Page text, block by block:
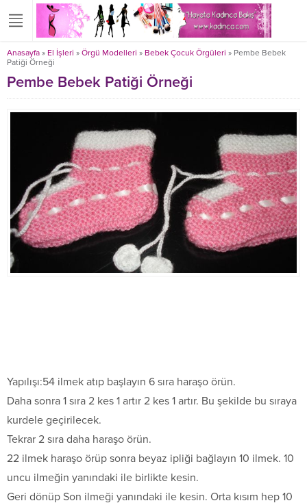
Anasayfa » El İşleri » Örgü Modelleri » Bebek Çocuk Örgüleri » Pembe Bebek
Patiği Örneği
Pembe Bebek Patiği Örneği
Yapılışı:54 ilmek atıp başlayın 6 sıra haraşo örün.
Daha sonra 1 sıra 2 kes 1 artır 2 kes 1 artır. Bu şekilde bu sıraya
kurdele geçirilecek.
Tekrar 2 sıra daha haraşo örün.
22 ilmek haraşo örüp sonra beyaz ipliği bağlayın 10 ilmek. 10
uncu ilmeğin yanındaki ile birlikte kesin.
Geri dönüp Son ilmeği yanındaki ile kesin. Orta kısım hep 10